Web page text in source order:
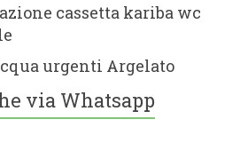
cassetta kariba wc
urgenti Argelato
via Whatsapp